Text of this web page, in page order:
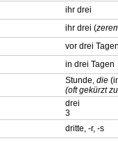
ihr drei
ihr drei (
vor drei
in drei Tagen
Stunde, die
(oft gekürzt
drei
3
dritte, -r, -s